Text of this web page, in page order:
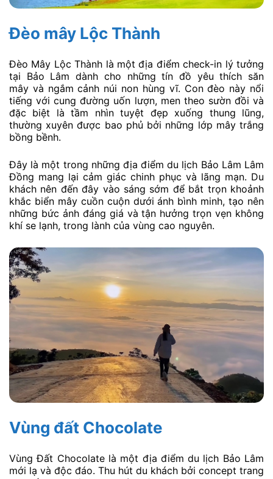
Đèo mây Lộc Thành
Đèo Mây Lộc Thành là một địa điểm check-in lý tưởng
tại Bảo Lâm dành cho những tín đồ yêu thích săn
mây và ngắm cảnh núi non hùng vĩ. Con đèo này nổi
tiếng với cung đường uốn lượn, men theo sườn đồi và
đặc biệt là tầm nhìn tuyệt đẹp xuống thung lũng,
thường xuyên được bao phủ bởi những lớp mây trắng
bồng bềnh.
Đây là một trong những địa điểm du lịch Bảo Lâm Lâm
Đồng mang lại cảm giác chinh phục và lãng mạn. Du
khách nên đến đây vào sáng sớm để bắt trọn khoảnh
khắc biển mây cuồn cuộn dưới ánh bình minh, tạo nên
những bức ảnh đáng giá và tận hưởng trọn vẹn không
khí se lạnh, trong lành của vùng cao nguyên.
Vùng đất Chocolate
Vùng Đất Chocolate là một địa điểm du lịch Bảo Lâm
mới lạ và độc đáo. Thu hút du khách bởi concept trang